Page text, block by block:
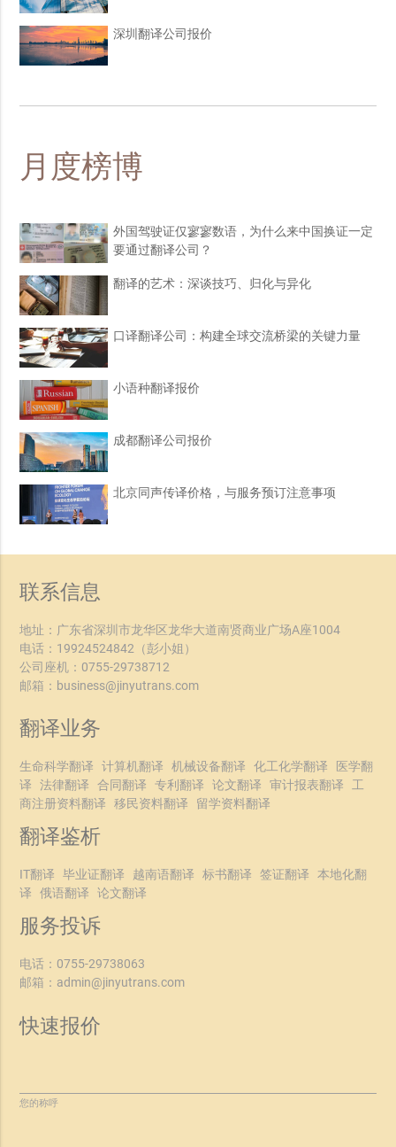
深圳翻译公司报价
月度榜博
外国驾驶证仅寥寥数语，为什么来中国换证一定
要通过翻译公司？
翻译的艺术：深谈技巧、归化与异化
口译翻译公司：构建全球交流桥梁的关键力量
小语种翻译报价
成都翻译公司报价
北京同声传译价格，与服务预订注意事项
联系信息
地址：广东省深圳市龙华区龙华大道南贤商业广场A座1004
电话： 19924524842 （彭小姐）
公司座机： 0755-29738712
邮箱： business@jinyutrans.com
翻译业务
生命科学翻译 计算机翻译 机械设备翻译 化工化学翻译
医学翻
译
法律翻译 合同翻译 专利翻译 论文翻译 审计报表翻译
工
商注册资料翻译
移民资料翻译 留学资料翻译
翻译鉴析
IT翻译 毕业证翻译 越南语翻译 标书翻译 签证翻译
本地化翻
译
俄语翻译 论文翻译
服务投诉
电话： 0755-29738063
邮箱： admin@jinyutrans.com
快速报价
您的称呼